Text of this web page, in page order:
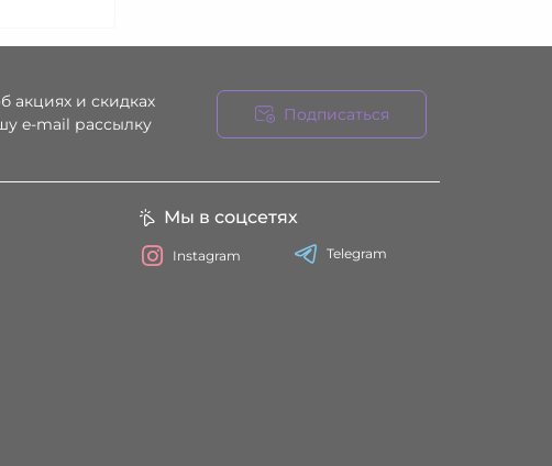
акциях и скидках
e-mail рассылку
Подписаться
Мы в соцсетях
Instagram Telegram